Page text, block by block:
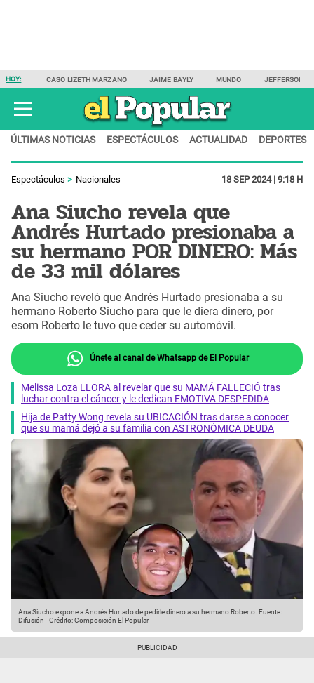
HOY: CASO LIZETH MARZANO JAIME BAYLY MUNDO JEFFERSON
ÚLTIMAS NOTICIAS ESPECTÁCULOS ACTUALIDAD DEPORTES
Espectáculos Nacionales 18 SEP 2024 | 9:18 H
Ana Siucho revela que
Andrés Hurtado presionaba a
su hermano POR DINERO: Más
de 33 mil dólares
Ana Siucho reveló que Andrés Hurtado presionaba a su
hermano Roberto Siucho para que le diera dinero, por
esom Roberto le tuvo que ceder su automóvil.
Únete al canal de Whatsapp de El Popular
Melissa Loza LLORA al revelar que su MAMÁ FALLECIÓ tras
luchar contra el cáncer y le dedican EMOTIVA DESPEDIDA
Hija de Patty Wong revela su UBICACIÓN tras darse a conocer
que su mamá dejó a su familia con ASTRONÓMICA DEUDA
Ana Siucho expone a Andrés Hurtado de pedirle dinero a su hermano Roberto. Fuente:
Difusión -Crédito: Composición El Popular